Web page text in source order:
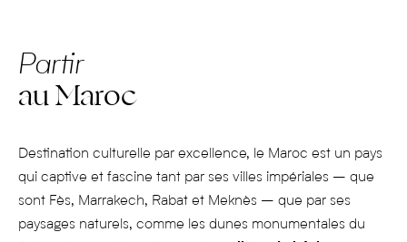
Partir
au Maroc
Destination culturelle par excellence, le Maroc est un pays
qui captive et fascine tant par ses villes impériales – que
sont Fès, Marrakech, Rabat et Meknès – que par ses
paysages naturels, comme les dunes monumentales du